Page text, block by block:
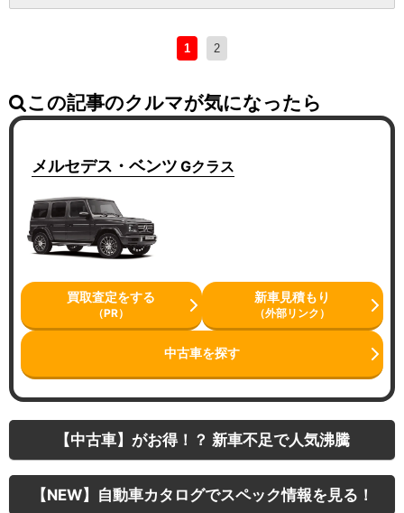
1 2
この記事のクルマが気になったら
メルセデス・ベンツ Gクラス
買取査定をする
（PR）
新車見積もり
（外部リンク）
中古車を探す
【中古車】がお得！？ 新車不足で人気沸騰
【NEW】自動車カタログでスペック情報を見る！